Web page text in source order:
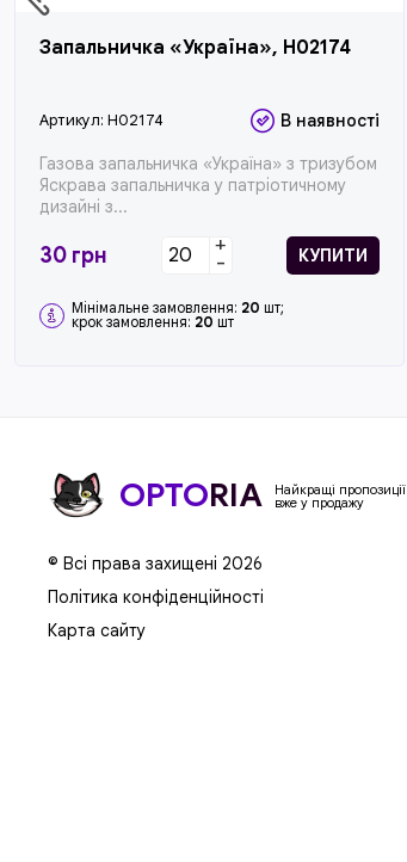
Запальничка «Україна», H02174
Артикул: H02174
В наявності
Газова запальничка «Україна» з тризубом
Яскрава запальничка у патріотичному
дизайні з...
30 грн +
- КУПИТИ
Мінімальне замовлення: 20 шт;
крок замовлення: 20 шт
OPTORIA Найкращі пропозиції
вже у продажу
© Всі права захищені 2026
Політика конфіденційності
Карта сайту